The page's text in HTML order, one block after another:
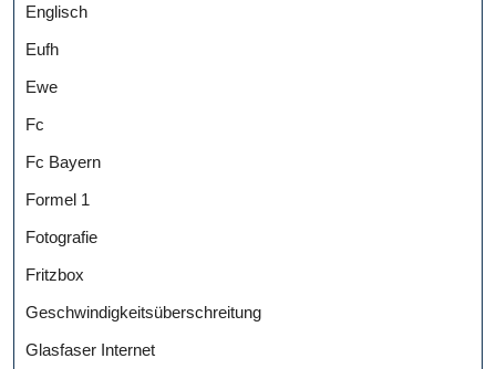
Englisch
Eufh
Ewe
Fc
Fc Bayern
Formel 1
Fotografie
Fritzbox
Geschwindigkeitsüberschreitung
Glasfaser Internet